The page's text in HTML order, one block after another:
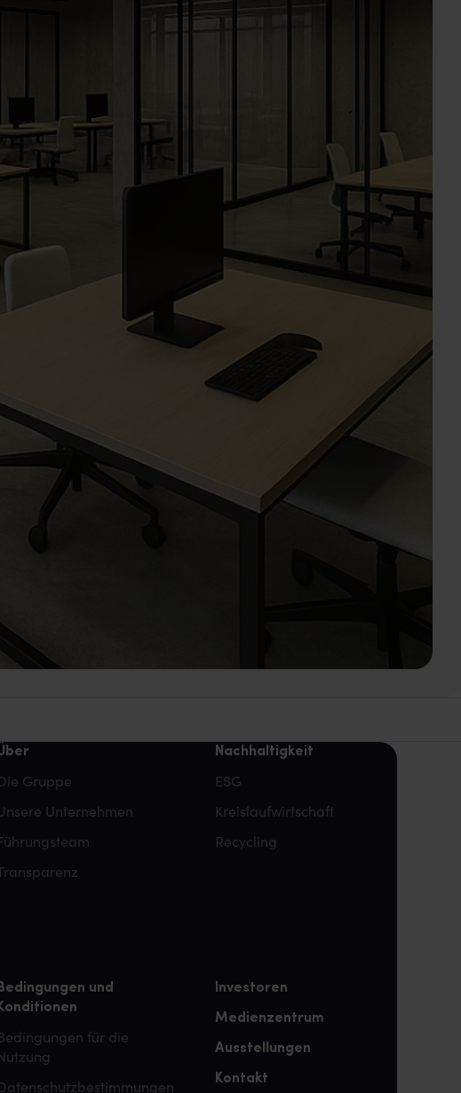
Die Gruppe
Unternehmen
Führungsteam
Nachhaltigkeit
ESG
Kreislaufwirtschaft
Recycling
und
Bedingungen für die
Nutzung
Datenschutzbestimmungen
Investoren
Medienzentrum
Ausstellungen
Kontakt